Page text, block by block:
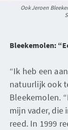
Ook Jeroen
Bleekemolen:
“Ik heb een
natuurlijk ook
Bleekemolen.
mijn vader, die
reed. In 1999